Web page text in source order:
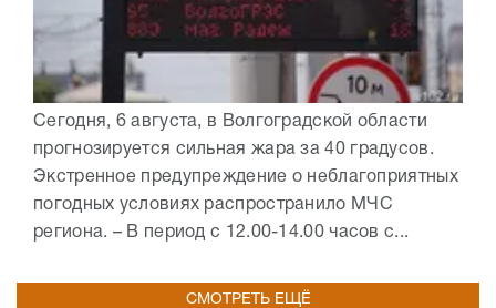
Сегодня, 6 августа, в Волгоградской области
прогнозируется сильная жара за 40 градусов.
Экстренное предупреждение о неблагоприятных
погодных условиях распространило МЧС
региона. – В период с 12.00-14.00 часов с...
СМОТРЕТЬ ЕЩЁ